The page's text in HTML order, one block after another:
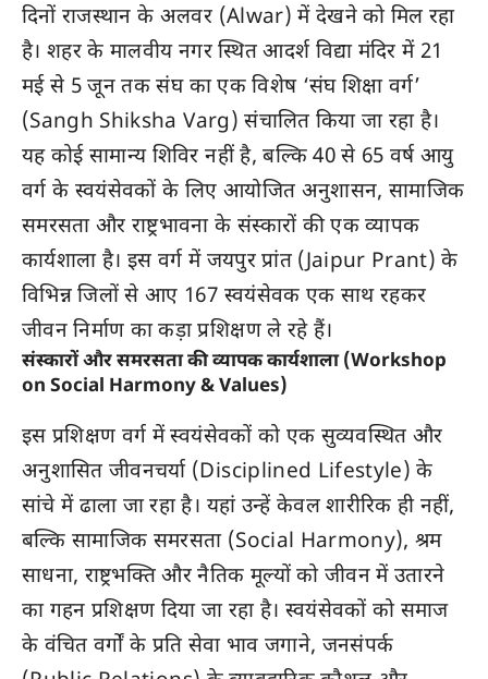
दिनों राजस्थान के अलवर (Alwar) में देखने को मिल रहा
है। शहर के मालवीय नगर स्थित आदर्श विद्या मंदिर में 21
मई से 5 जून तक संघ का एक विशेष ‘संघ शिक्षा वर्ग’
(Sangh Shiksha Varg) संचालित किया जा रहा है।
यह कोई सामान्य शिविर नहीं है, बल्कि 40 से 65 वर्ष आयु
वर्ग के स्वयंसेवकों के लिए आयोजित अनुशासन, सामाजिक
समरसता और राष्ट्रभावना के संस्कारों की एक व्यापक
कार्यशाला है। इस वर्ग में जयपुर प्रांत (Jaipur Prant) के
विभिन्न जिलों से आए 167 स्वयंसेवक एक साथ रहकर
जीवन निर्माण का कड़ा प्रशिक्षण ले रहे हैं।
संस्कारों और समरसता की व्यापक कार्यशाला (Workshop
on Social Harmony & Values)
इस प्रशिक्षण वर्ग में स्वयंसेवकों को एक सुव्यवस्थित और
अनुशासित जीवनचर्या (Disciplined Lifestyle) के
सांचे में ढाला जा रहा है। यहां उन्हें केवल शारीरिक ही नहीं,
बल्कि सामाजिक समरसता (Social Harmony), श्रम
साधना, राष्ट्रभक्ति और नैतिक मूल्यों को जीवन में उतारने
का गहन प्रशिक्षण दिया जा रहा है। स्वयंसेवकों को समाज
के वंचित वर्गों के प्रति सेवा भाव जगाने, जनसंपर्क